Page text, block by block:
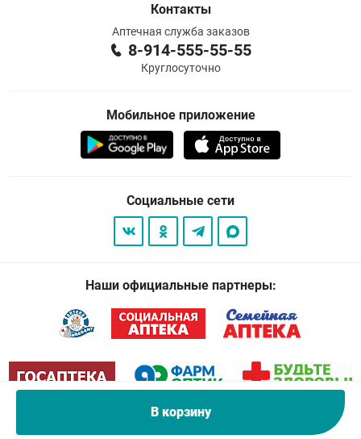
В корзину
Контакты
Аптечная служба заказов
8-914-555-55-55
Круглосуточно
Мобильное приложение
Социальные сети
Наши официальные партнеры: